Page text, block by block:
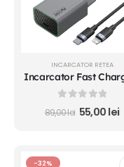
INCARCATOR RETEA
out of 5
89,00lei 55,00lei
-32%